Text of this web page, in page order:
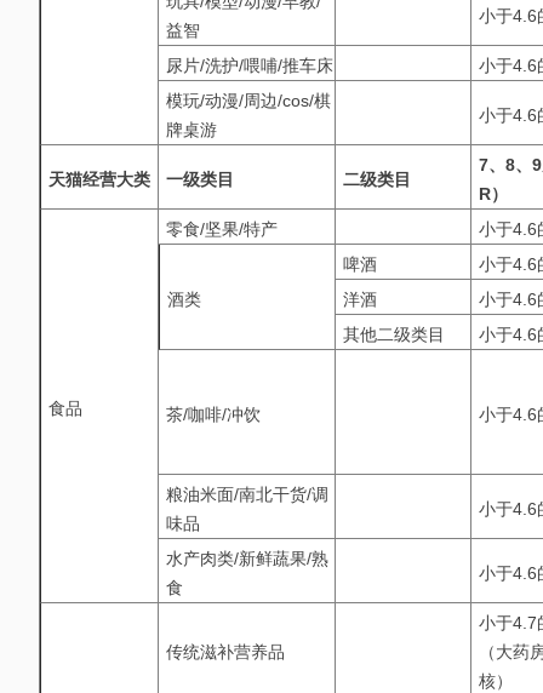
益智
小于4.6
尿片/洗护/喂哺/推车床
小于4.6
模玩/动漫/周边/cos/棋
牌桌游
小于4.6
天猫经营大类 一级类目 二级类目
7、8、
R）
食品
零食/坚果/特产 小于4.6
酒类
啤酒
小于4.6
洋酒
小于4.6
其他二级类目
小于4.6
茶/咖啡/冲饮 小于4.6
粮油米面/南北干货/调
味品
小于4.6
水产肉类/新鲜蔬果/熟
食
小于4.6
传统滋补营养品
小于4.7
（大药
核）